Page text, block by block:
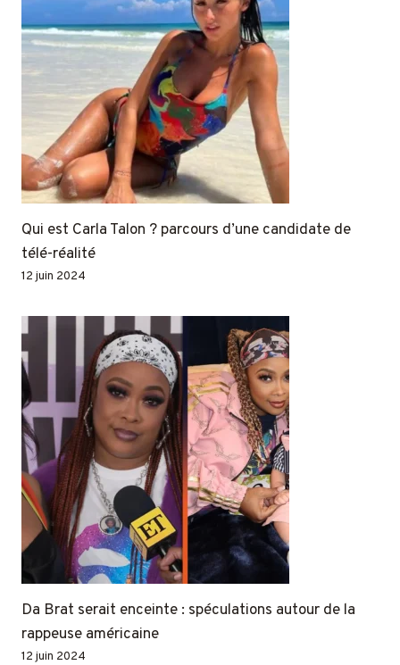
Qui est Carla Talon ? parcours d’une candidate de
télé-réalité
12 juin 2024
Da Brat serait enceinte : spéculations autour de la
rappeuse américaine
12 juin 2024